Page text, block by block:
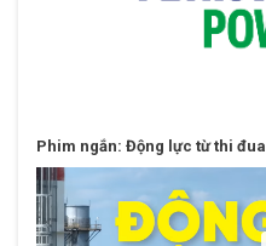
Phim ngắn: Động lực từ thi đua